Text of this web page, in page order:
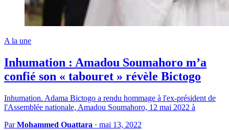
A la une
Inhumation : Amadou Soumahoro m’a
confié son « tabouret » révèle Bictogo
Inhumation. Adama Bictogo a rendu hommage à l'ex-président de
l'Assemblée nationale, Amadou Soumahoro, 12 mai 2022 à
ParMohammed Ouattara · mai 13, 2022